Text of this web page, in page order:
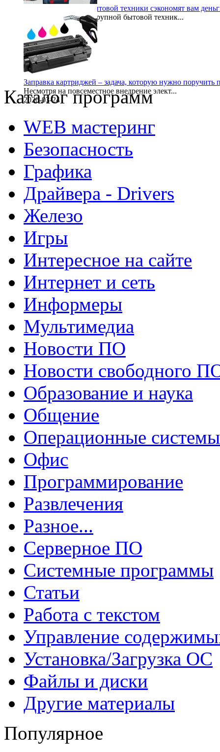
Услуги по ремонту бытовой техники сэкономят вам
При покупке новой крупной бытовой техник...
2022-05-23
Заправка картриджей – задача, которую нужно поручить
Несмотря на повсеместное внедрение элект...
2020-03-24
Каталог программ
WEB мастеринг
Безопасность
Графика
Драйвера - Drivers
Железо
Игры
Интересное на сайте
Интернет и сеть
Информеры
Мультимедиа
Новости ПО
Новости свободного
Образование и наука
Общение
Операционные системы
Офис
Программирование
Развлечения
Разное...
Серверное ПО
Системные программы
Статьи
Работа с текстом
Управление
Установка/Загрузка ОС
Файлы и диски
Другие материалы
Популярное